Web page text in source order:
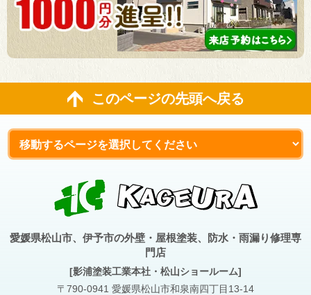
このページの先頭へ戻る
愛媛県松山市、伊予市の外壁・屋根塗装、防水・雨漏り修理専
門店
[影浦塗装工業本社・松山ショールーム]
〒790-0941 愛媛県松山市和泉南四丁目13-14